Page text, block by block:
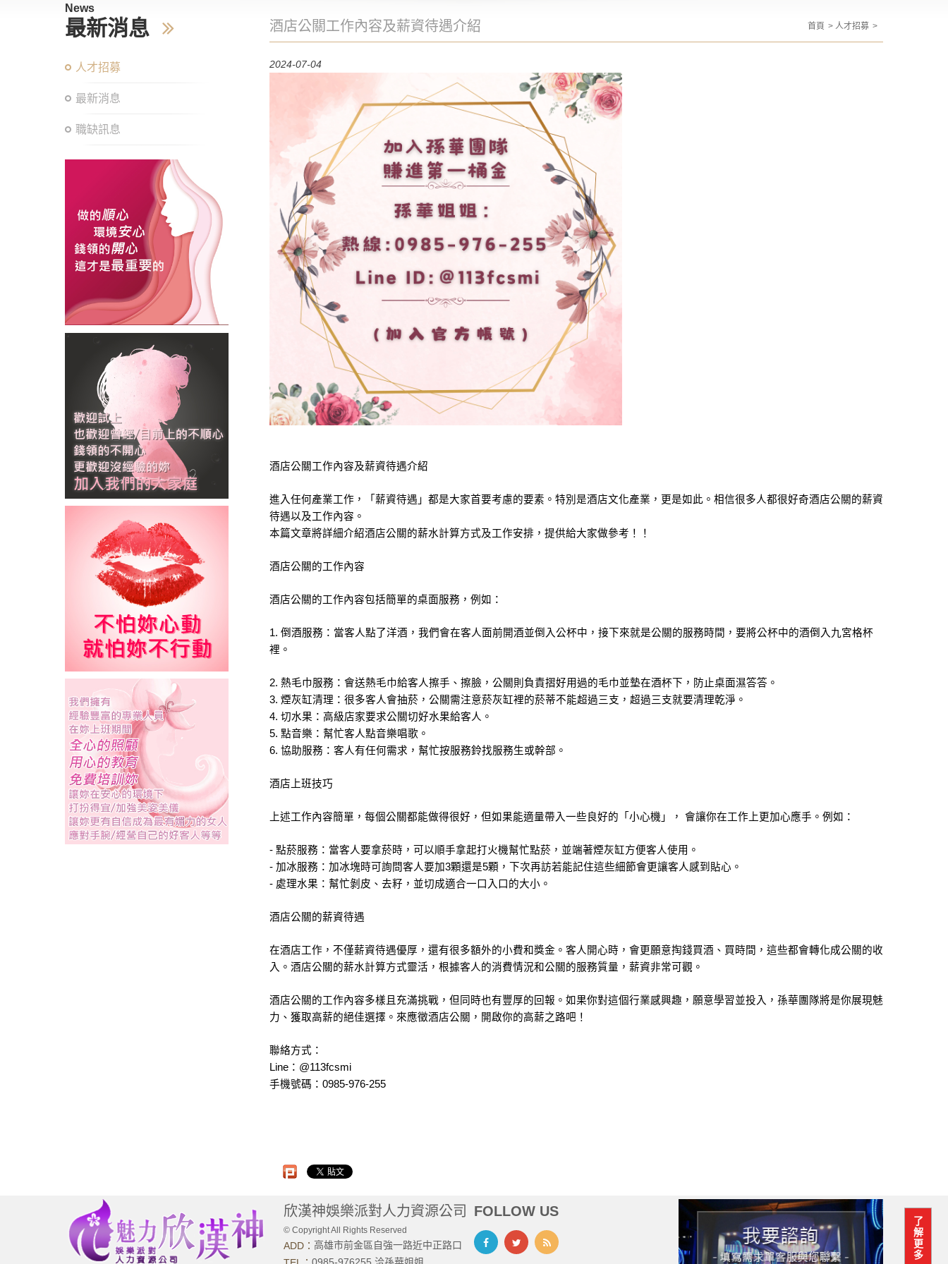
News
最新消息
人才招募
最新消息
職缺訊息
酒店公關工作內容及薪資待遇介紹 首頁 人才招募
2024-07-04
酒店公關工作內容及薪資待遇介紹
進入任何產業工作，「薪資待遇」都是大家首要考慮的要素。特別是酒店文化產業，更是如此。相信很多人都很好奇酒店公關的薪資
待遇以及工作內容。
本篇文章將詳細介紹酒店公關的薪水計算方式及工作安排，提供給大家做參考！！
酒店公關的工作內容
酒店公關的工作內容包括簡單的桌面服務，例如：
1. 倒酒服務：當客人點了洋酒，我們會在客人面前開酒並倒入公杯中，接下來就是公關的服務時間，要將公杯中的酒倒入九宮格杯
裡。
2. 熱毛巾服務：會送熱毛巾給客人擦手、擦臉，公關則負責摺好用過的毛巾並墊在酒杯下，防止桌面濕答答。
3. 煙灰缸清理：很多客人會抽菸，公關需注意菸灰缸裡的菸蒂不能超過三支，超過三支就要清理乾淨。
4. 切水果：高級店家要求公關切好水果給客人。
5. 點音樂：幫忙客人點音樂唱歌。
6. 協助服務：客人有任何需求，幫忙按服務鈴找服務生或幹部。
酒店上班技巧
上述工作內容簡單，每個公關都能做得很好，但如果能適量帶入一些良好的「小心機」， 會讓你在工作上更加心應手。例如：
- 點菸服務：當客人要拿菸時，可以順手拿起打火機幫忙點菸，並端著煙灰缸方便客人使用。
- 加冰服務：加冰塊時可詢問客人要加3顆還是5顆，下次再訪若能記住這些細節會更讓客人感到貼心。
- 處理水果：幫忙剝皮、去籽，並切成適合一口入口的大小。
酒店公關的薪資待遇
在酒店工作，不僅薪資待遇優厚，還有很多額外的小費和獎金。客人開心時，會更願意掏錢買酒、買時間，這些都會轉化成公關的收
入。酒店公關的薪水計算方式靈活，根據客人的消費情況和公關的服務質量，薪資非常可觀。
酒店公關的工作內容多樣且充滿挑戰，但同時也有豐厚的回報。如果你對這個行業感興趣，願意學習並投入，孫華團隊將是你展現魅
力、獲取高薪的絕佳選擇。來應徵酒店公關，開啟你的高薪之路吧！
聯絡方式：
Line：@113fcsmi
手機號碼：0985-976-255
了
解
更
多
欣漢神娛樂派對人力資源公司
© Copyright All Rights Reserved
ADD： 高雄市前金區自強一路近中正路口
0985-976255 洽孫華姐姐
FOLLOW US